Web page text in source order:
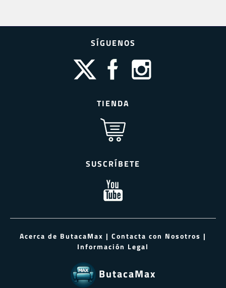
SÍGUENOS
TIENDA
SUSCRÍBETE
Acerca de ButacaMax | Contacta con Nosotros |
Información Legal
ButacaMax